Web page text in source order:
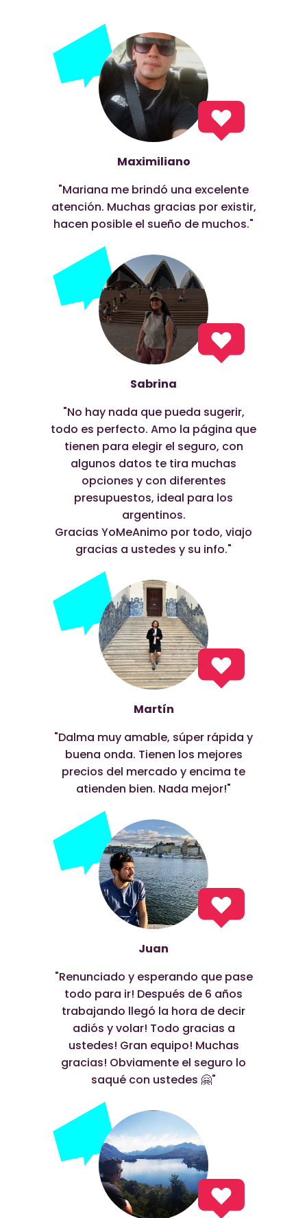
Maximiliano
"Mariana me brindó una excelente
atención. Muchas gracias por existir,
hacen posible el sueño de muchos."
Sabrina
"No hay nada que pueda sugerir,
todo es perfecto. Amo la página que
tienen para elegir el seguro, con
algunos datos te tira muchas
opciones y con diferentes
presupuestos, ideal para los
argentinos.
Gracias YoMeAnimo por todo, viajo
gracias a ustedes y su info."
Martín
"Dalma muy amable, súper rápida y
buena onda. Tienen los mejores
precios del mercado y encima te
atienden bien. Nada mejor!"
Juan
"Renunciado y esperando que pase
todo para ir! Después de 6 años
trabajando llegó la hora de decir
adiós y volar! Todo gracias a
ustedes! Gran equipo! Muchas
gracias! Obviamente el seguro lo
saqué con ustedes 🤗"